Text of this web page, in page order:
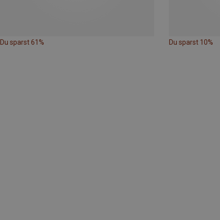
Du sparst 61% Du sparst 10%